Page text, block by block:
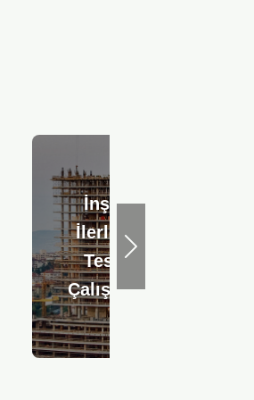
İnşaat
İlerleme
Tespit
Çalışması
Sonraki